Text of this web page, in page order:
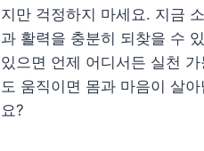
지만 걱정하지 마세요. 지금
과 활력을 충분히 되찾을 수
있으면 언제 어디서든 실천
도 움직이면 몸과 마음이 살
요?